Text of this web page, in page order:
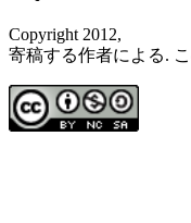
Copyright 2012,
寄稿する作者による.